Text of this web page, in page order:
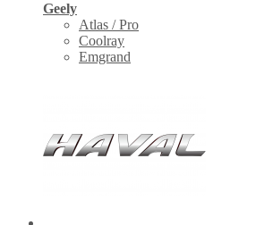
Geely
Atlas / Pro
Coolray
Emgrand